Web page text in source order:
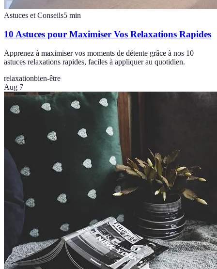
Astuces et Conseils5 min
10 Astuces pour Maximiser Vos Relaxations Rapides
Apprenez à maximiser vos moments de détente grâce à nos 10
astuces relaxations rapides, faciles à appliquer au quotidien.
relaxationbien-être
Aug 7